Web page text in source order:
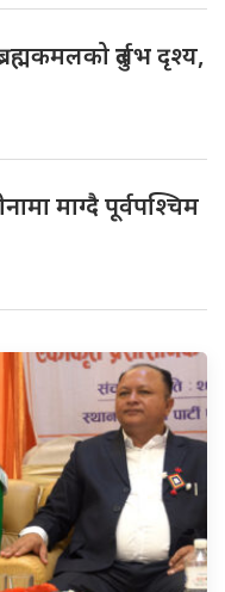
दुर्लभ दृश्य,
माग्दै पूर्वपश्चिम